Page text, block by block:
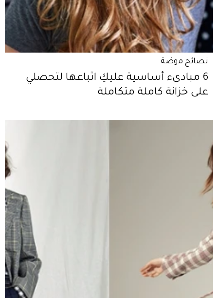
نصائح موضة
6 مبادىء أساسية عليكِ اتّباعها لتحصلي
على خزانة كاملة متكاملة